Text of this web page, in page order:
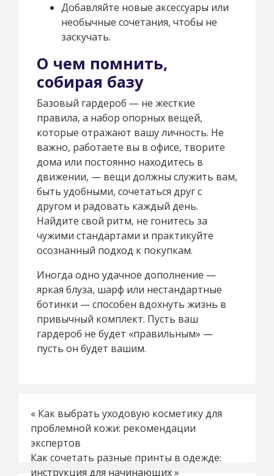
Добавляйте новые аксессуары или
необычные сочетания, чтобы не
заскучать.
О чем помнить,
собирая базу
Базовый гардероб — не жесткие
правила, а набор опорных вещей,
которые отражают вашу личность. Не
важно, работаете вы в офисе, творите
дома или постоянно находитесь в
движении, — вещи должны служить вам,
быть удобными, сочетаться друг с
другом и радовать каждый день.
Найдите свой ритм, не гонитесь за
чужими стандартами и практикуйте
осознанный подход к покупкам.
Иногда одно удачное дополнение —
яркая блуза, шарф или нестандартные
ботинки — способен вдохнуть жизнь в
привычный комплект. Пусть ваш
гардероб не будет «правильным» —
пусть он будет вашим.
« Как выбрать уходовую косметику для
проблемной кожи: рекомендации
экспертов
Как сочетать разные принты в одежде:
инструкция для начинающих»